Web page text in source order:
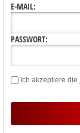
E-MAIL:
PASSWORT:
Ich akzeptiere die